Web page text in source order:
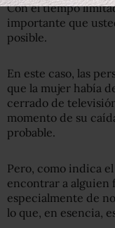
Con el tiempo
importante que
posible.
En este caso, las
que la mujer había
cerrado de
momento de su
probable.
Pero, como indica
encontrar a alguien
especialmente de
lo que, en esencia,